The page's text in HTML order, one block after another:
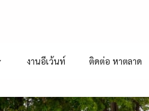
งานอีเว้นท์ ติดต่อ หาตลาด